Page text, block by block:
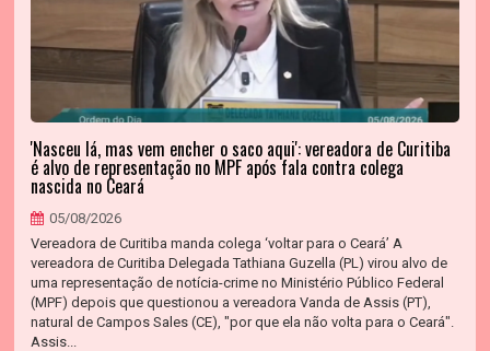
'Nasceu lá, mas vem encher o saco aqui': vereadora de Curitiba
é alvo de representação no MPF após fala contra colega
nascida no Ceará
05/08/2026
Vereadora de Curitiba manda colega ‘voltar para o Ceará’ A
vereadora de Curitiba Delegada Tathiana Guzella (PL) virou alvo de
uma representação de notícia-crime no Ministério Público Federal
(MPF) depois que questionou a vereadora Vanda de Assis (PT),
natural de Campos Sales (CE), "por que ela não volta para o Ceará".
Assis...